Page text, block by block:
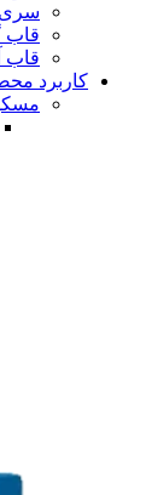
سری 7060
قاب
قاب
کاربرد